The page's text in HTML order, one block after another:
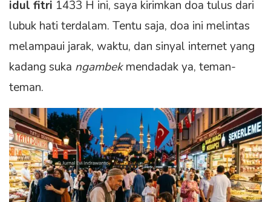
idul fitri 1433 H ini, saya kirimkan doa tulus dari
lubuk hati terdalam. Tentu saja, doa ini melintas
melampaui jarak, waktu, dan sinyal internet yang
kadang suka ngambekmendadak ya, teman-
teman.